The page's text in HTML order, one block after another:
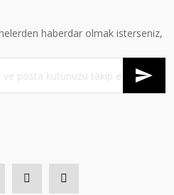
haberdar olmak isterseniz,